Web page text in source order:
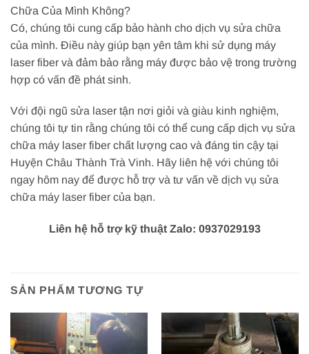
Chữa Của Mình Không?
Có, chúng tôi cung cấp bảo hành cho dịch vụ sửa chữa
của mình. Điều này giúp bạn yên tâm khi sử dụng máy
laser fiber và đảm bảo rằng máy được bảo vệ trong trường
hợp có vấn đề phát sinh.
Với đội ngũ sửa laser tận nơi giỏi và giàu kinh nghiệm,
chúng tôi tự tin rằng chúng tôi có thể cung cấp dịch vụ sửa
chữa máy laser fiber chất lượng cao và đáng tin cậy tại
Huyện Châu Thành Trà Vinh. Hãy liên hệ với chúng tôi
ngay hôm nay để được hỗ trợ và tư vấn về dịch vụ sửa
chữa máy laser fiber của bạn.
Liên hệ hỗ trợ kỹ thuật Zalo: 0937029193
SẢN PHẨM TƯƠNG TỰ